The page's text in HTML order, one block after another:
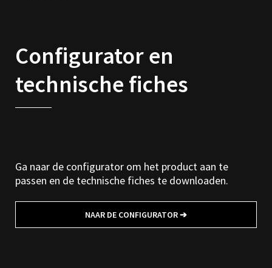
Configurator en
technische fiches
Ga naar de configurator om het product aan te
passen en de technische fiches te downloaden.
NAAR DE CONFIGURATOR ➔